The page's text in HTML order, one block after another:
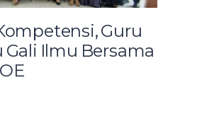
Guru
Gali Ilmu Bersama